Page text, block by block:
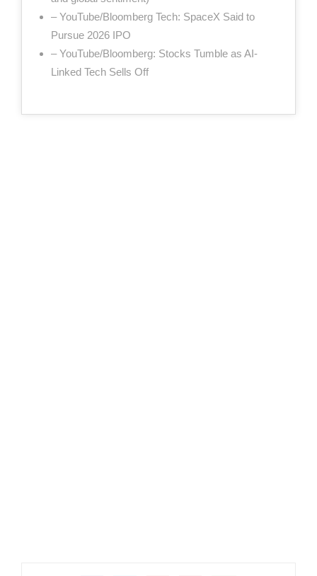
– YouTube/Bloomberg Tech: SpaceX Said to
Pursue 2026 IPO
– YouTube/Bloomberg: Stocks Tumble as AI-
Linked Tech Sells Off